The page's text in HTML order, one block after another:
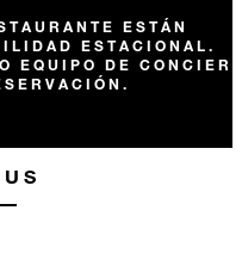
ESTÁN
ESTACIONAL.
EQUIPO DE